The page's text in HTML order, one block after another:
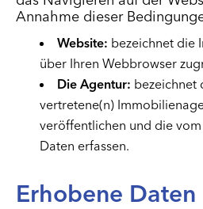
Annahme dieser
Website: bezeichnet die
über Ihren Webbrowser
Die Agentur: bezeichnet
vertretene(n)
veröffentlichen und die
Daten erfassen.
Erhobene Daten